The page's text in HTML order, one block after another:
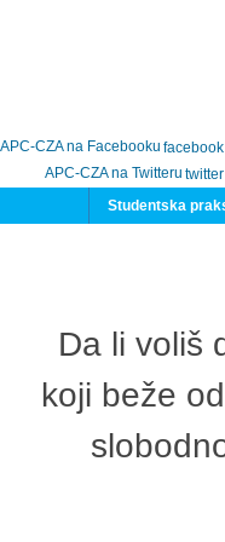
APC-CZA na Facebooku
APC-CZA na Twitteru
Studentska
Da li voliš
koji beže